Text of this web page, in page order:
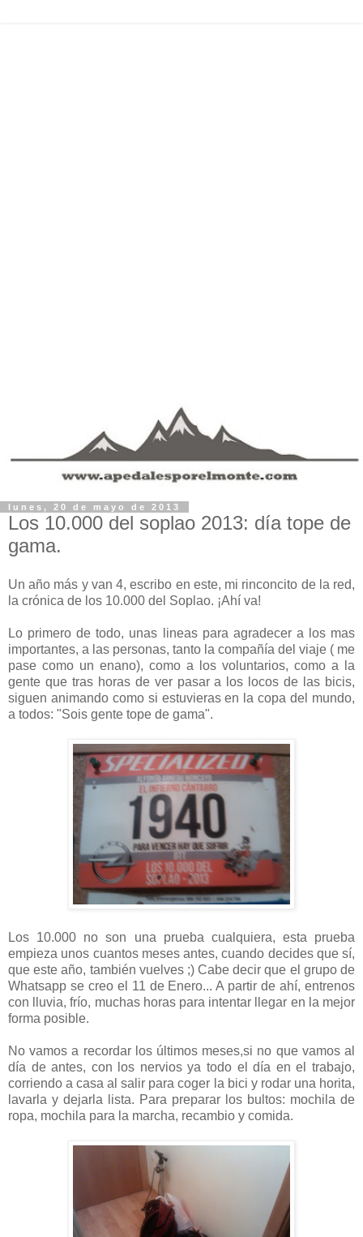
lunes, 20 de mayo de 2013
Los 10.000 del soplao 2013: día tope de
gama.
Un año más y van 4, escribo en este, mi rinconcito de la red,
la crónica de los 10.000 del Soplao. ¡Ahí va!
Lo primero de todo, unas lineas para agradecer a los mas
importantes, a las personas, tanto la compañía del viaje ( me
pase como un enano), como a los voluntarios, como a la
gente que tras horas de ver pasar a los locos de las bicis,
siguen animando como si estuvieras en la copa del mundo,
a todos: "Sois gente tope de gama".
Los 10.000 no son una prueba cualquiera, esta prueba
empieza unos cuantos meses antes, cuando decides que sí,
que este año, también vuelves ;) Cabe decir que el grupo de
Whatsapp se creo el 11 de Enero... A partir de ahí, entrenos
con lluvia, frío, muchas horas para intentar llegar en la mejor
forma posible.
No vamos a recordar los últimos meses,si no que vamos al
día de antes, con los nervios ya todo el día en el trabajo,
corriendo a casa al salir para coger la bici y rodar una horita,
lavarla y dejarla lista. Para preparar los bultos: mochila de
ropa, mochila para la marcha, recambio y comida.